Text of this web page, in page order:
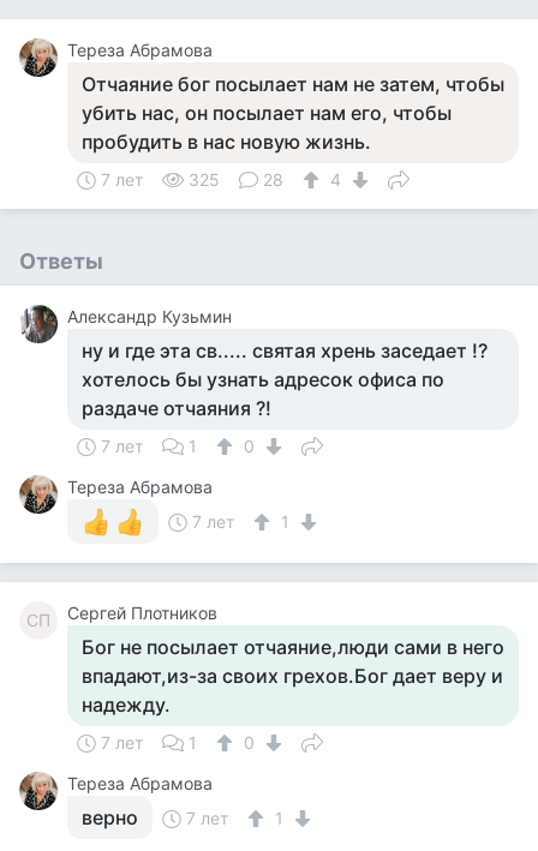
Тереза Абрамова
Отчаяние бог посылает нам не затем, чтобы
убить нас, он посылает нам его, чтобы
пробудить в нас новую жизнь.
7 лет 325 28 4
Ответы
Aлександр Кузьмин
ну и где эта св..... святая хрень заседает !?
хотелось бы узнать адресок офиса по
раздаче отчаяния ?!
7 лет 1
0
Тереза Абрамова
7 лет
1
CП Cергей Плотников
Бог не посылает отчаяние,люди сами в него
впадают,из-за своих грехов.Бог дает веру и
надежду.
7 лет 1
0
Тереза Абрамова
верно 7 лет 1